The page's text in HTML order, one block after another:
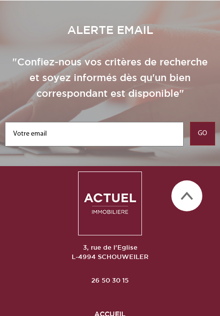
ALERTE EMAIL
"Confiez-nous vos critères de recherche
et soyez informés dès qu'un bien
correspondant est disponible"
3, rue de l'Eglise
L-4994 SCHOUWEILER
26 50 30 15
ACCUEIL